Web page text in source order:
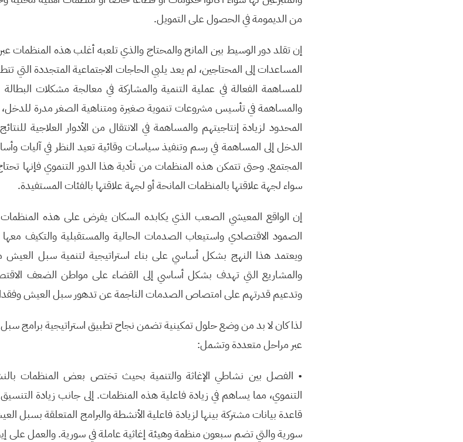
من الديمومة في الحصول على التمويل.
إن تقلد دور الوسيط بين المانح والمحتاج والذي تلعبه أغلب هذه المنظمات
المساعدات إلى المحتاجين، لم يعد يلبي الحاجات الاجتماعية المتجددة التي
للمساهمة الفعالة في عملية التنمية والمشاركة في معالجة مشكلات
والمساهمة في تأسيس مشروعات تنموية صغيرة ومتناهية الصغر مدرة
المحدود لزيادة إنتاجيتهم والمساهمة في الانتقال من الأدوار العلاجية
الدخل إلى المساهمة في رسم وتنفيذ سياسات وقائية تعيد النظر في آليات
المجتمع. وحتى تتمكن هذه المنظمات من تأدية هذا الدور التنموي فإنها
سواء لجهة علاقتها بالمنظمات المانحة أو لجهة علاقتها بالفئات المستفيدة.
إن الواقع المعيشي الصعب الذي يكابده السكان يفرض على هذه
الصمود الاقتصادي واستيعاب الصدمات الحالية والمستقبلية والتكيف
ويعتمد هذا النهج بشكل أساسي على بناء استراتيجية لتنمية سبل
والمشاريع التي تهدف بشكل أساسي إلى القضاء على مواطن الضعف
وتدعيم قدرتهم على امتصاص الصدمات الناجمة عن تدهور سبل العيش
لذا كان لا بد من وضع حلول تمكينية تضمن نجاح تطبيق استراتيجية برامج
عبر مراحل متعددة وتشمل:
• الفصل بين نشاطي الإغاثة والتنمية بحيث تختص بعض المنظمات
التنموي، مما يساهم في زيادة فاعلية هذه المنظمات. إلى جانب زيادة
قاعدة بيانات مشتركة بينها لزيادة فاعلية الأنشطة والبرامج المتعلقة
سورية والتي تضم سبعون منظمة وهيئة إغاثية عاملة في سورية. والعمل على